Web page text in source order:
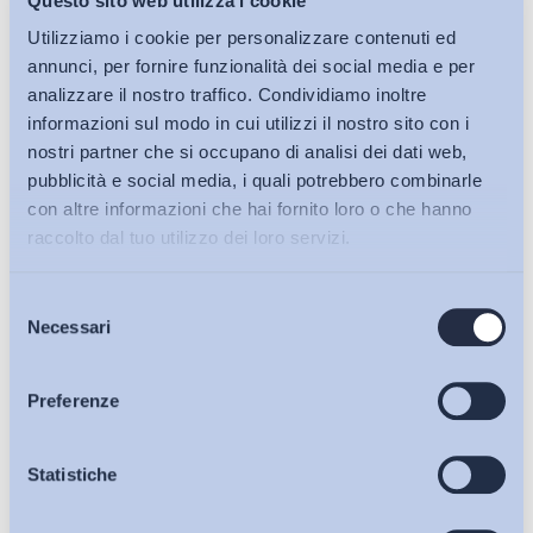
Utilizziamo i cookie per personalizzare contenuti ed
annunci, per fornire funzionalità dei social media e per
analizzare il nostro traffico. Condividiamo inoltre
informazioni sul modo in cui utilizzi il nostro sito con i
nostri partner che si occupano di analisi dei dati web,
pubblicità e social media, i quali potrebbero combinarle
con altre informazioni che hai fornito loro o che hanno
raccolto dal tuo utilizzo dei loro servizi.
delNecessari
Preferenze
Statistiche
Bollettini ADAPT
Articoli
Osservatori
Ultimi Interventi